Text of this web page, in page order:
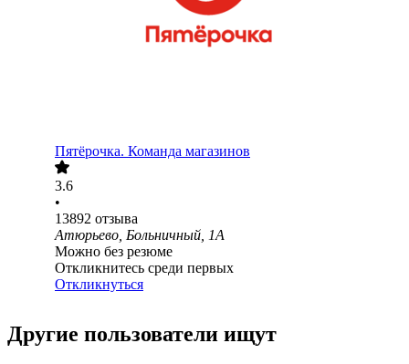
Пятёрочка. Команда магазинов
3.6
•
13892 отзыва
Атюрьево, Больничный, 1А
Можно без резюме
Откликнитесь среди первых
Откликнуться
Другие пользователи ищут